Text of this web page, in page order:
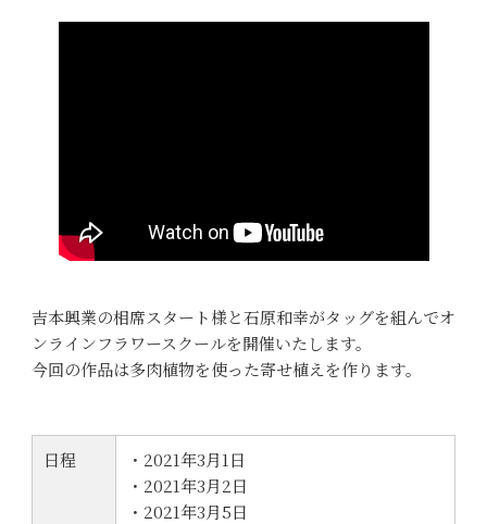
吉本興業の相席スタート様と石原和幸がタッグを組んでオ
ンラインフラワースクールを開催いたします。
今回の作品は多肉植物を使った寄せ植えを作ります。
日程
・2021年3月1日
・2021年3月2日
・2021年3月5日